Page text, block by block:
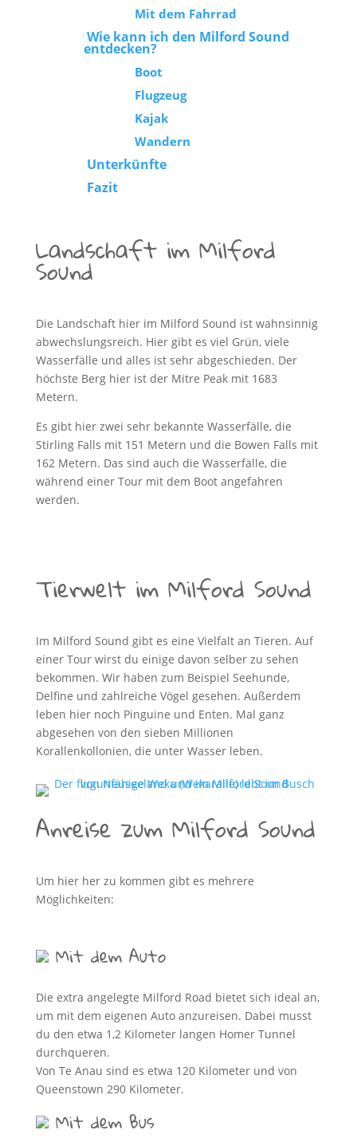
Mit dem Fahrrad
Wie kann ich den Milford Sound
entdecken?
Boot
Flugzeug
Kajak
Wandern
Unterkünfte
Fazit
Landschaft im Milford
Sound
Die Landschaft hier im Milford Sound ist wahnsinnig
abwechslungsreich. Hier gibt es viel Grün, viele
Wasserfälle und alles ist sehr abgeschieden. Der
höchste Berg hier ist der Mitre Peak mit 1683
Metern.
Es gibt hier zwei sehr bekannte Wasserfälle, die
Stirling Falls mit 151 Metern und die Bowen Falls mit
162 Metern. Das sind auch die Wasserfälle, die
während einer Tour mit dem Boot angefahren
werden.
Tierwelt im Milford Sound
Im Milford Sound gibt es eine Vielfalt an Tieren. Auf
einer Tour wirst du einige davon selber zu sehen
bekommen. Wir haben zum Beispiel Seehunde,
Delfine und zahlreiche Vögel gesehen. Außerdem
leben hier noch Pinguine und Enten. Mal ganz
abgesehen von den sieben Millionen
Korallenkollonien, die unter Wasser leben.
Anreise zum Milford Sound
Um hier her zu kommen gibt es mehrere
Möglichkeiten:
Mit dem Auto
Die extra angelegte Milford Road bietet sich ideal an,
um mit dem eigenen Auto anzureisen. Dabei musst
du den etwa 1,2 Kilometer langen Homer Tunnel
durchqueren.
Von Te Anau sind es etwa 120 Kilometer und von
Queenstown 290 Kilometer.
Mit dem Bus